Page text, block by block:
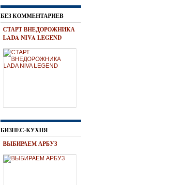
БЕЗ КОММЕНТАРИЕВ
СТАРТ ВНЕДОРОЖНИКА
LADA NIVA LEGEND
БИЗНЕС-КУХНЯ
ВЫБИРАЕМ АРБУЗ